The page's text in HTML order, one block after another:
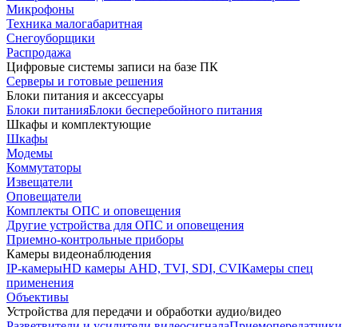
Микрофоны
Техника малогабаритная
Снегоуборщики
Распродажа
Цифровые системы записи на базе ПК
Серверы и готовые решения
Блоки питания и аксессуары
Блоки питанияБлоки бесперебойного питания
Шкафы и комплектующие
Шкафы
Модемы
Коммутаторы
Извещатели
Оповещатели
Комплекты ОПС и оповещения
Другие устройства для ОПС и оповещения
Приемно-контрольные приборы
Камеры видеонаблюдения
IP-камерыHD камеры AHD, TVI, SDI, CVIКамеры спец
применения
Объективы
Устройства для передачи и обработки аудио/видео